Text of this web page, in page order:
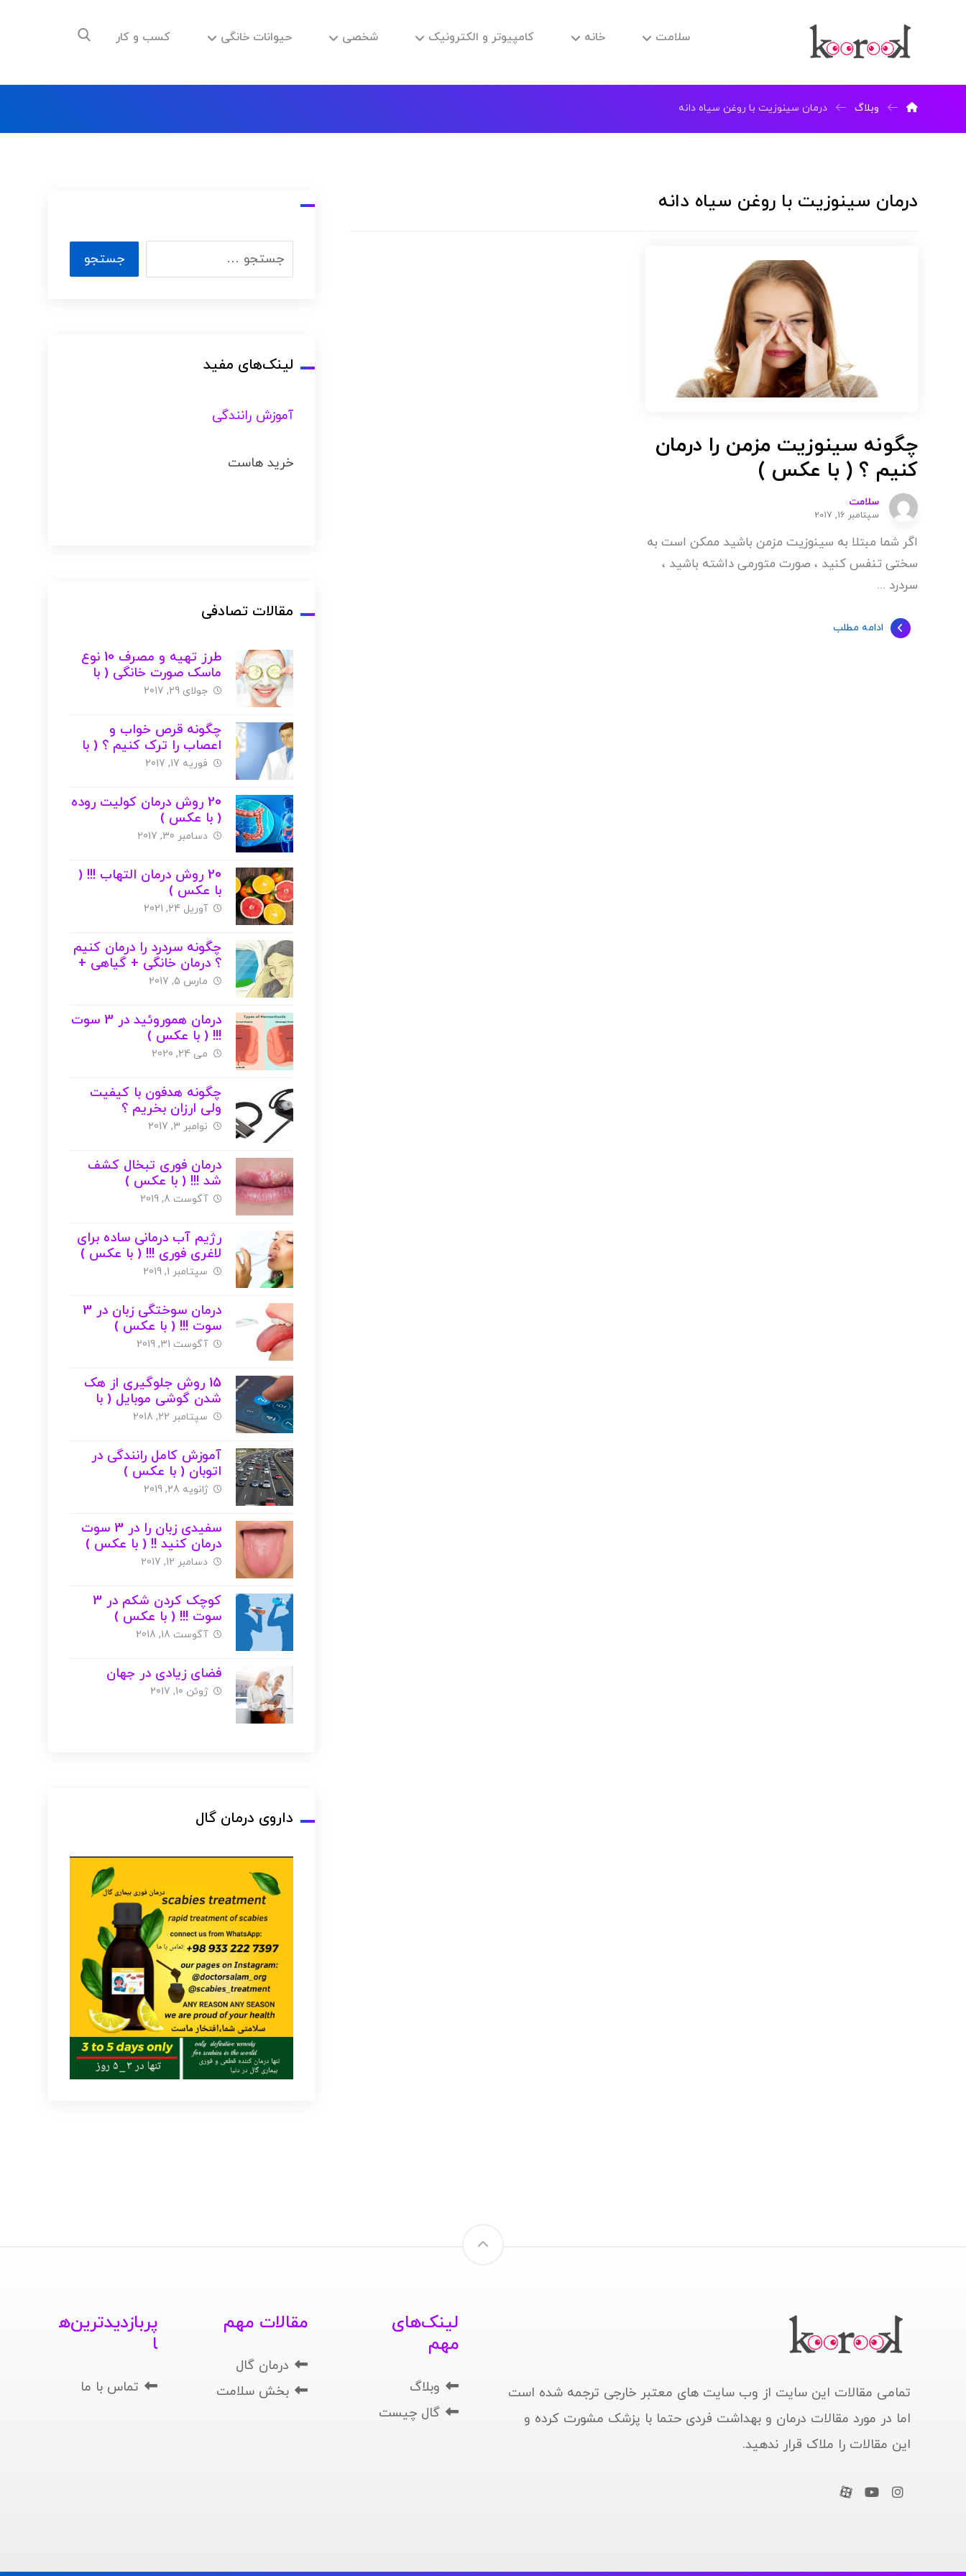
سلامت خانه کامپیوتر و الکترونیک شخصی حیوانات خانگی کسب و کار
وبلاگ درمان سینوزیت با روغن سیاه دانه
درمان سینوزیت با روغن سیاه دانه
چگونه سینوزیت مزمن را درمان
کنیم ؟ ( با عکس )
سلامت
سپتامبر 16, 2017
اگر شما مبتلا به سینوزیت مزمن باشید ممکن است به
سختی تنفس کنید ، صورت متورمی داشته باشید ،
سردرد ...
ادامه مطلب
لینک‌های مفید
آموزش رانندگی
خرید هاست
مقالات تصادفی
طرز تهیه و مصرف 10 نوع
ماسک صورت خانگی ( با
عکس )
جولای 29, 2017
چگونه قرص خواب و
اعصاب را ترک کنیم ؟ ( با
عکس )
فوریه 17, 2017
20 روش درمان کولیت روده
( با عکس )
دسامبر 30, 2017
20 روش درمان التهاب !!! (
با عکس )
آوریل 24, 2021
چگونه سردرد را درمان کنیم
؟ درمان خانگی + گیاهی +
جلوگیری
مارس 5, 2017
درمان هموروئید در 3 سوت
!!! ( با عکس )
می 24, 2020
چگونه هدفون با کیفیت
ولی ارزان بخریم ؟
نوامبر 3, 2017
درمان فوری تبخال کشف
شد !!! ( با عکس )
آگوست 8, 2019
رژیم آب درمانی ساده برای
لاغری فوری !!! ( با عکس )
سپتامبر 1, 2019
درمان سوختگی زبان در 3
سوت !!! ( با عکس )
آگوست 31, 2019
15 روش جلوگیری از هک
شدن گوشی موبایل ( با
عکس )
سپتامبر 22, 2018
آموزش کامل رانندگی در
اتوبان ( با عکس )
ژانویه 28, 2019
سفیدی زبان را در 3 سوت
درمان کنید !! ( با عکس )
دسامبر 12, 2017
کوچک کردن شکم در 3
سوت !!! ( با عکس )
آگوست 18, 2018
فضای زیادی در جهان
ژوئن 10, 2017
داروی درمان گال
تمامی مقالات این سایت از وب سایت های معتبر خارجی ترجمه شده است
اما در مورد مقالات درمان و بهداشت فردی حتما با پزشک مشورت کرده و
این مقالات را ملاک قرار ندهید.
لینک‌های
مهم
وبلاگ
گال چیست
مقالات مهم
درمان گال
بخش سلامت
پربازدیدترین‌ه
ا
تماس با ما